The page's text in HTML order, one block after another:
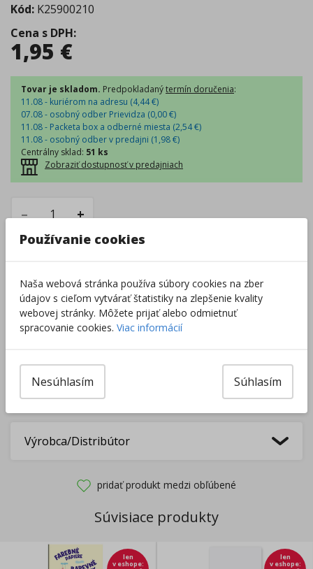
Kód: K25900210
Cena s DPH:
1,95 €
Tovar je skladom. Predpokladanýtermín doručenia:
11.08 - kuriérom na adresu (4,44€)
07.08 - osobný odber Prievidza (0,00€)
11.08 - Packeta box a odberné miesta (2,54€)
11.08 - osobný odber v predajni (1,98€)
Centrálny sklad: 51 ks
Zobraziť dostupnosť v predajniach
– +
Pri nákupe zaďalších 49.00€
získatedopravu zadarmo.
Rozdávame
na podporu vzdelávania.
Výrobca/Distribútor
pridať produkt medzi obľúbené
Súvisiace produkty
len
v eshope:
len
v eshope:
Používanie cookies
Naša webová stránka používa súbory cookies na zber
údajov s cieľom vytvárať štatistiky na zlepšenie kvality
webovej stránky. Môžete prijať alebo odmietnuť
spracovanie cookies. Viac informácií
Súhlasím
Nesúhlasím